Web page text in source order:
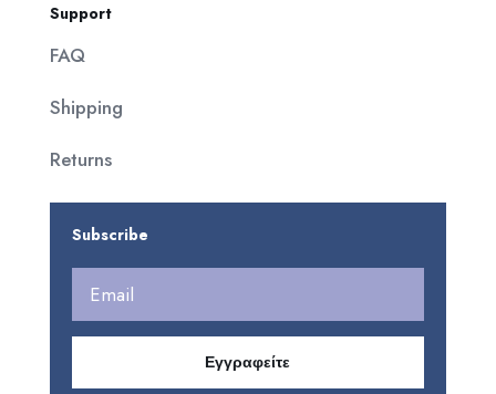
Support
FAQ
Shipping
Returns
Subscribe
Εγγραφείτε